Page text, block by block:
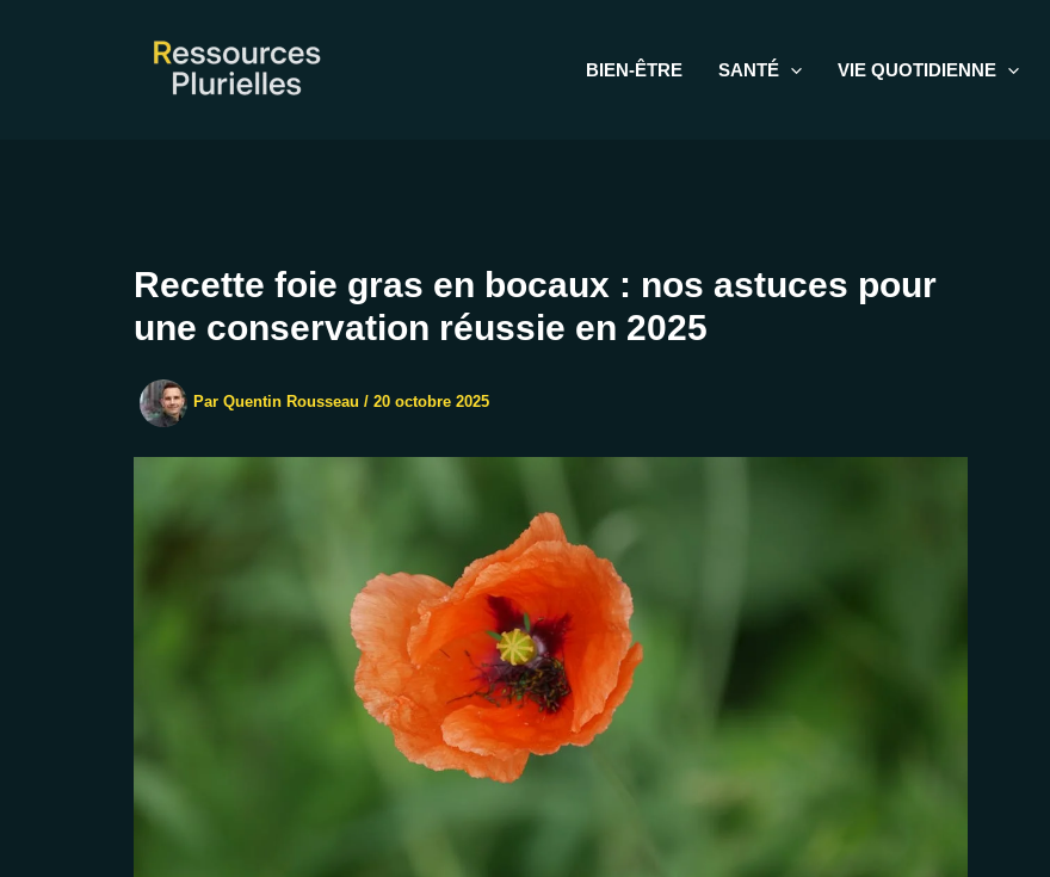
BIEN-ÊTRE SANTÉ VIE QUOTIDIENNE
Recette foie gras en bocaux : nos astuces pour
une conservation réussie en 2025
Par Quentin Rousseau / 20 octobre 2025